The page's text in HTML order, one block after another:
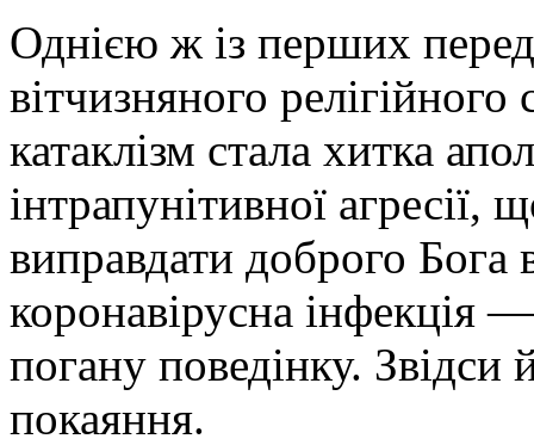
Однією ж із перших
вітчизняного
катаклізм стала хитка
інтрапунітивної агресії,
виправдати доброго
коронавірусна інфекція
погану поведінку. Звідси
покаяння.